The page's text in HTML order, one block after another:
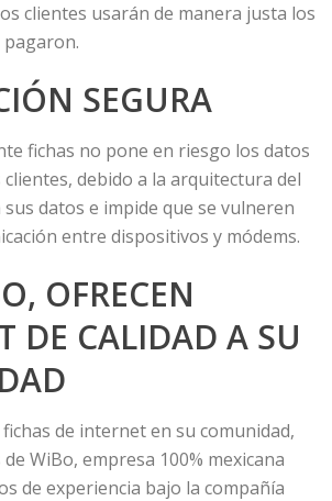
clientes usarán de manera justa los
SEGURA
fichas no pone en riesgo los datos
debido a la arquitectura del
datos e impide que se vulneren
entre dispositivos y módems.
OFRECEN
DE CALIDAD A SU
de internet en su comunidad,
WiBo, empresa 100% mexicana
de experiencia bajo la compañía